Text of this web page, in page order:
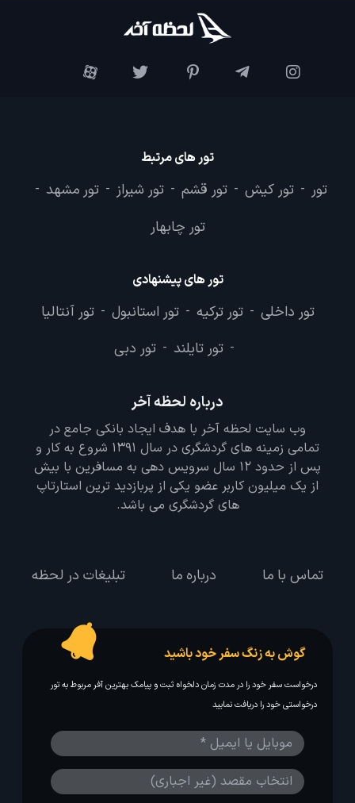
تور های مرتبط
تور - تور کیش - تور قشم - تور شیراز - تور مشهد -
تور چابهار
تور های پیشنهادی
تور داخلی - تور ترکیه - تور استانبول - تور آنتالیا
- تور تایلند - تور دبی
درباره لحظه آخر
وب سایت لحظه آخر با هدف ایجاد بانکی جامع در
تمامی زمینه های گردشگری در سال 1391 شروع به کار و
پس از حدود 12 سال سرویس دهی به مسافرین با بیش
از یک میلیون کاربر عضو یکی از پربازدید ترین استارتاپ
های گردشگری می باشد.
تماس با ما درباره ما تبلیغات در لحظه
گوش به زنگ سفر خود باشید
درخواست سفر خود را در مدت زمان دلخواه ثبت و پیامک بهترین آفر مربوط به تور
درخواستی خود را دریافت نمایید